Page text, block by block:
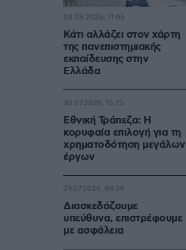
Κάτι αλλάζει στον χάρτη
της πανεπιστημιακής
εκπαίδευσης στην
Ελλάδα
03.08.2026, 11:06
Εθνική Τράπεζα: Η
κορυφαία επιλογή για τη
χρηματοδότηση μεγάλων
έργων
30.07.2026, 15:25
Διασκεδάζουμε
υπεύθυνα, επιστρέφουμε
με ασφάλεια
29.07.2026, 09:39